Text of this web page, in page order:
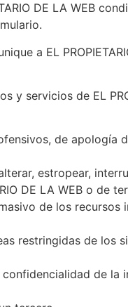
DE LA WEB
a EL
servicios de EL
de apología
estropear,
DE LA WEB o de
de los recursos
restringidas de los
de la